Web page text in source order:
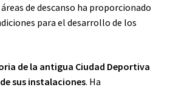
de descanso ha proporcionado
para el desarrollo de los
de la antigua Ciudad Deportiva
sus instalaciones. Ha